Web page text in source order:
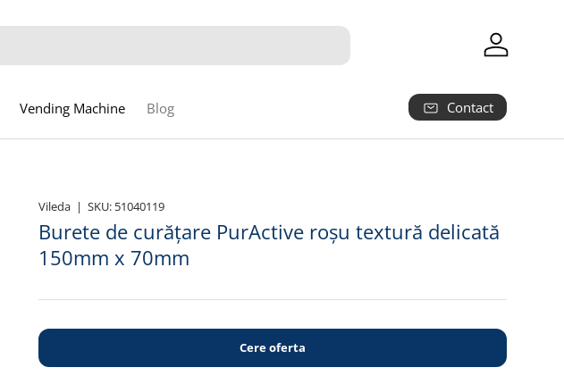
Vending Machine Blog Contact
Vileda |SKU: 51040119
Burete de curățare PurActive roșu textură delicată
150mm x 70mm
Cere oferta